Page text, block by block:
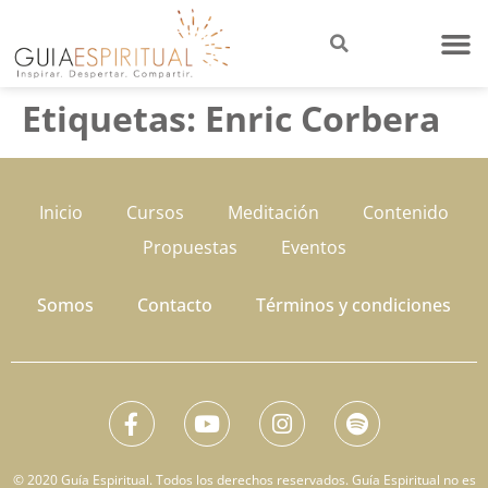
Etiquetas: Enric Corbera
Inicio Cursos Meditación
Contenido
Propuestas
Eventos
Somos Contacto Términos y condiciones
© 2020 Guía Espiritual. Todos los derechos reservados. Guía Espiritual no es